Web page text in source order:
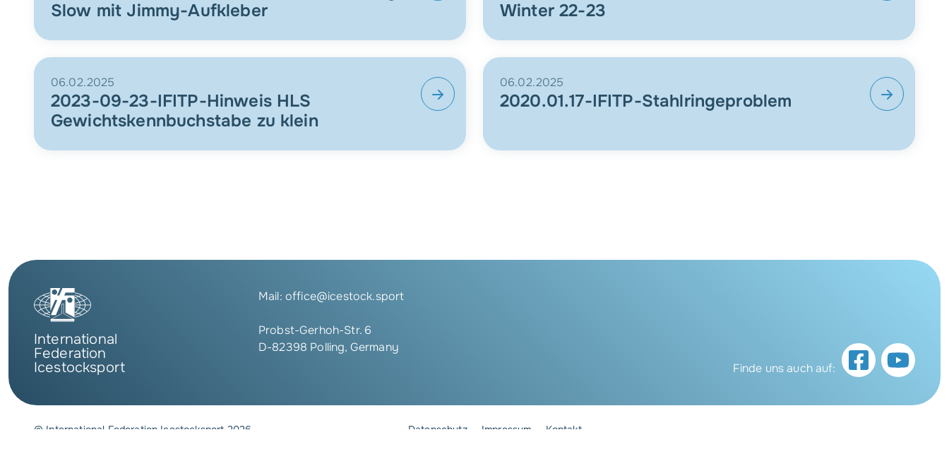
Slow mit Jimmy-Aufkleber
Winter 22-23
06.02.2025
2023-09-23-IFITP-Hinweis HLS
Gewichtskennbuchstabe zu klein
06.02.2025
2020.01.17-IFITP-Stahlringeproblem
International
Federation
Icestocksport
Mail: office@icestock.sport
Probst-Gerhoh-Str. 6
D-82398 Polling, Germany
Finde uns auch auf:
Datenschutz Impressum Kontakt
© International Federation Icestocksport 2026